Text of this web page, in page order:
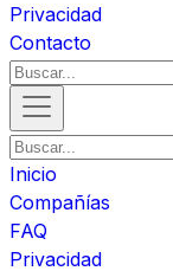
Privacidad
Contacto
Inicio
Compañías
FAQ
Privacidad